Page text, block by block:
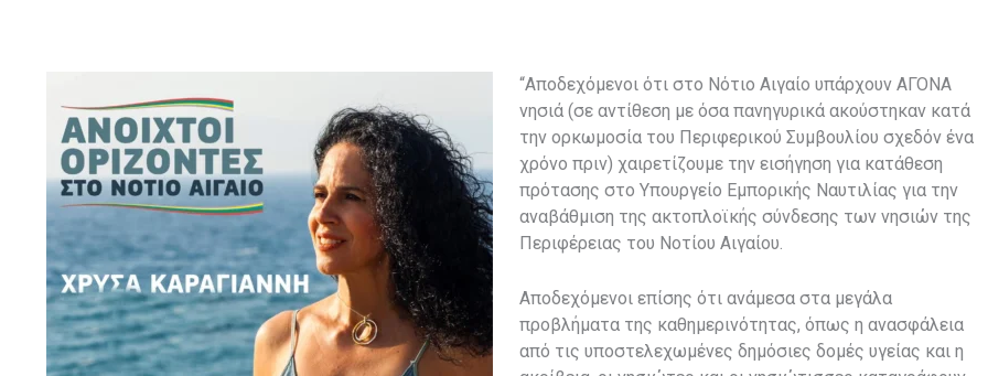
“Αποδεχόμενοι ότι στο Νότιο Αιγαίο υπάρχουν ΑΓΟΝΑ
νησιά (σε αντίθεση με όσα πανηγυρικά ακούστηκαν κατά
την ορκωμοσία του Περιφερικού Συμβουλίου σχεδόν ένα
χρόνο πριν) χαιρετίζουμε την εισήγηση για κατάθεση
πρότασης στο Υπουργείο Εμπορικής Ναυτιλίας για την
αναβάθμιση της ακτοπλοϊκής σύνδεσης των νησιών της
Περιφέρειας του Νοτίου Αιγαίου.
Αποδεχόμενοι επίσης ότι ανάμεσα στα μεγάλα
προβλήματα της καθημερινότητας, όπως η ανασφάλεια
από τις υποστελεχωμένες δημόσιες δομές υγείας και η